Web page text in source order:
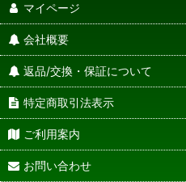
マイページ
会社概要
返品/交換・保証について
特定商取引法表示
ご利用案内
お問い合わせ